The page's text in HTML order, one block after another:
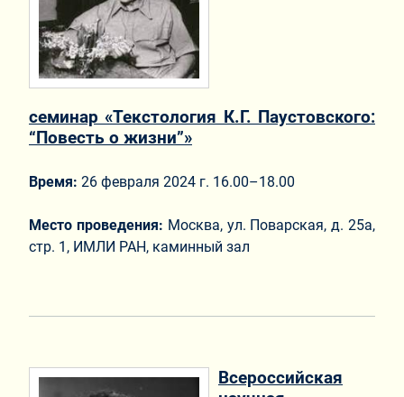
семинар «Текстология К.Г. Паустовского:
“Повесть о жизни”»
Время: 26 февраля 2024 г. 16.00–18.00
Место проведения: Москва, ул. Поварская, д. 25а,
стр. 1, ИМЛИ РАН, каминный зал
Всероссийская